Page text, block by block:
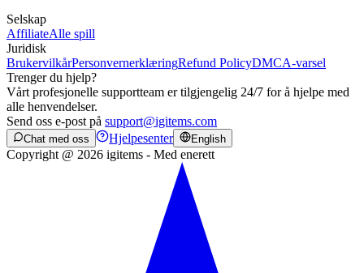
Selskap
AffiliateAlle spill
Juridisk
BrukervilkårPersonvernerklæringRefund PolicyDMCA-varsel
Trenger du hjelp?
Vårt profesjonelle supportteam er tilgjengelig 24/7 for å hjelpe med
alle henvendelser.
Send oss e-post på support@igitems.com
Chat med oss Hjelpesenter English
Copyright @ 2026 igitems - Med enerett